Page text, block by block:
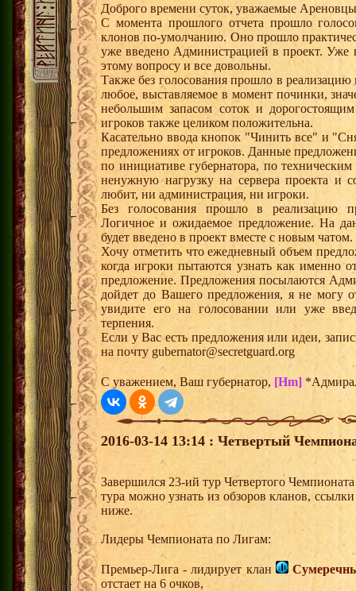
Доброго времени суток, уважаемые
C момента прошлого отчета прошло
клонов по-умолчанию. Оно прошло
уже введено Администрацией в проект. Уже
этому вопросу и все довольны.
Также без голосования прошло в
любое, выставляемое в момент починки,
небольшим запасом соток и
игроков также целиком положительна.
Касательно ввода кнопок "Чинить все" и
предложениях от игроков. Данные
по инициативе губернатора, по
ненужную нагрузку на сервера проекта и
любит, ни администрация, ни игроки.
Без голосования прошло в реализацию
Логичное и ожидаемое предложение. На
будет введено в проект вместе с новым чатом.
Хочу отметить что ежедневный объем
когда игроки пытаются узнать как именно
предложение. Предложения посылаются
дойдет до Вашего предложения, я не могу
увидите его на голосовании или уже
терпения.
Если у Вас есть предложения или идеи,
на почту gubernator@secretguard.org
С уважением, Ваш губернатор, [Hm]
2016-03-14 13:14 : Четвертый
Завершился 23-ий тур Четвертого
тура можно узнать из обзоров кланов,
ниже.
Лидеры Чемпионата по Лигам:
Премьер-Лига - лидирует клан
отстает на 6 очков,